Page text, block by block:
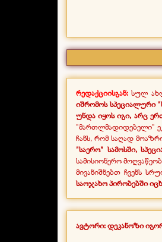
რედაქციისგან: სულ
იშრომოს სპეციალური
უნდა იყოს იგი, არც
"მართლმადიდებელი"
ჩანს, რომ საღად
"საერო" სამოსში,
სამისიონერო
მივანიშნებთ ჩვენს
საოჯახო პირობებში
ავტორი: დეკანოზი